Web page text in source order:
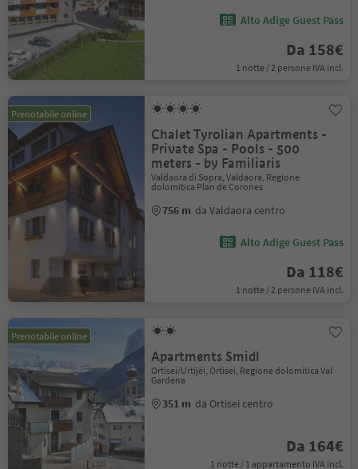
Alto Adige Guest Pass
Da 158€
1 notte / 2 persone IVA incl.
Prenotabile online
Chalet Tyrolian Apartments -
Private Spa - Pools - 500
meters - by Familiaris
Valdaora di Sopra, Valdaora, Regione
dolomitica Plan de Corones
756 m da Valdaora centro
Alto Adige Guest Pass
Da 118€
1 notte / 2 persone IVA incl.
Prenotabile online
Apartments Smidl
Ortisei/Urtijëi, Ortisei, Regione dolomitica Val
Gardena
351 m da Ortisei centro
Da 164€
1 notte / 1 appartamento IVA incl.